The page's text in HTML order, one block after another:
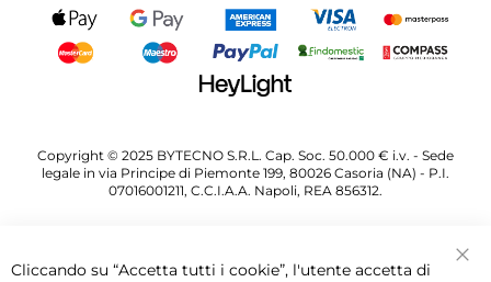
Copyright © 2025 BYTECNO S.R.L. Cap. Soc. 50.000 € i.v. - Sede
legale in via Principe di Piemonte 199, 80026 Casoria (NA) - P.I.
07016001211, C.C.I.A.A. Napoli, REA 856312.
Cliccando su “Accetta tutti i cookie”, l'utente accetta di